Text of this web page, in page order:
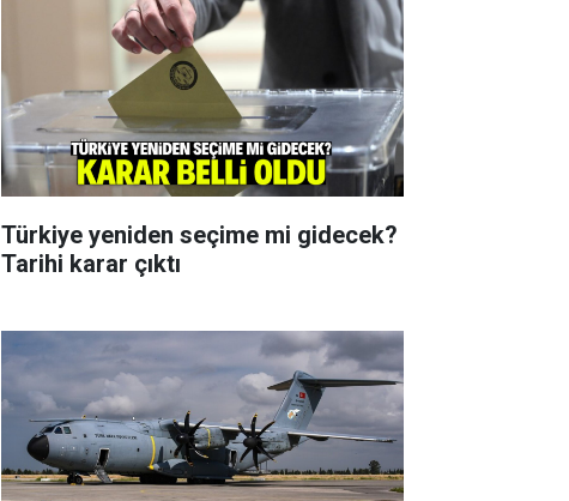
Türkiye yeniden seçime mi gidecek?
Tarihi karar çıktı